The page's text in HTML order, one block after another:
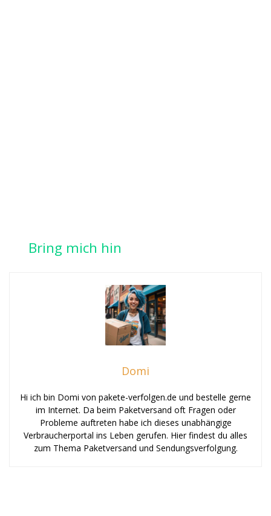
Bring mich hin
Domi
Hi ich bin Domi von pakete-verfolgen.de und bestelle gerne
im Internet. Da beim Paketversand oft Fragen oder
Probleme auftreten habe ich dieses unabhängige
Verbraucherportal ins Leben gerufen. Hier findest du alles
zum Thema Paketversand und Sendungsverfolgung.